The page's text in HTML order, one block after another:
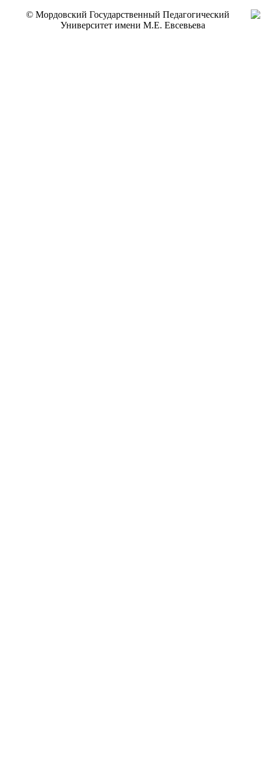
© Мордовский Государственный Педагогический
Университет имени М.Е. Евсевьева